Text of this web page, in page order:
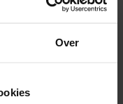
Over
fysiotherapeut